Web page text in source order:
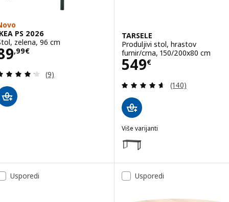
PS 2026
zelena, 96 cm
,99€ 89,99€
Revizija: 4.2 od 5 zvjezdica. Ukupno recenzija:
(9)
TARSELE
Produljivi stol, hrastov
furnir/crna, 150/200x80 cm
549€
Cijena 549€
Revizija: 4.6
(140)
Više varijanti
Mogućnost: TARSELE,
Usporedi Usporedi